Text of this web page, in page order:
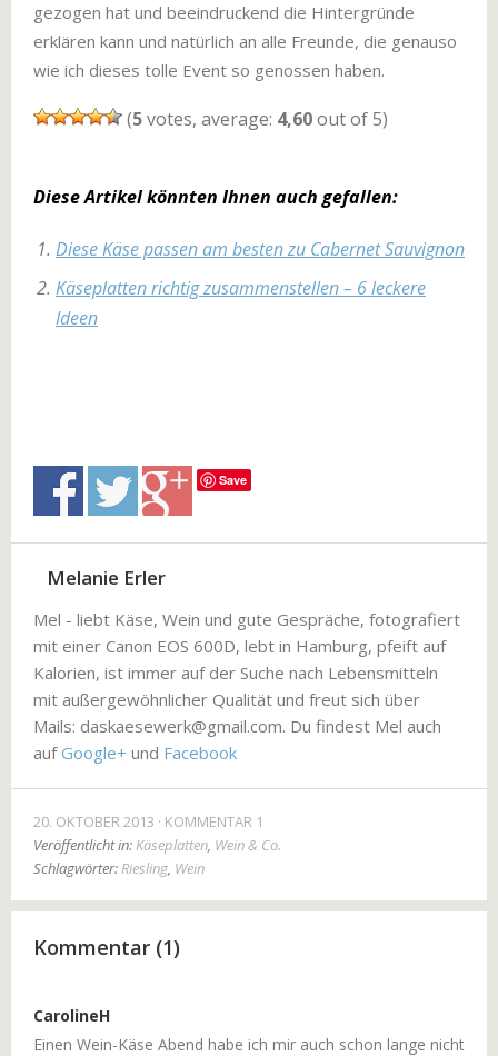
gezogen hat und beeindruckend die Hintergründe
erklären kann und natürlich an alle Freunde, die genauso
wie ich dieses tolle Event so genossen haben.
(5votes, average: 4,60out of 5)
Diese Artikel könnten Ihnen auch gefallen:
Diese Käse passen am besten zu Cabernet Sauvignon
Käseplatten richtig zusammenstellen – 6 leckere
Ideen
Save
Melanie Erler
Mel - liebt Käse, Wein und gute Gespräche, fotografiert
mit einer Canon EOS 600D, lebt in Hamburg, pfeift auf
Kalorien, ist immer auf der Suche nach Lebensmitteln
mit außergewöhnlicher Qualität und freut sich über
Mails: daskaesewerk@gmail.com. Du findest Mel auch
aufGoogle+ und Facebook
20. OKTOBER 2013
KOMMENTAR 1
Veröffentlicht in:Käseplatten, Wein & Co.
Schlagwörter:Riesling, Wein
Kommentar (1)
CarolineH
Einen Wein-Käse Abend habe ich mir auch schon lange nicht